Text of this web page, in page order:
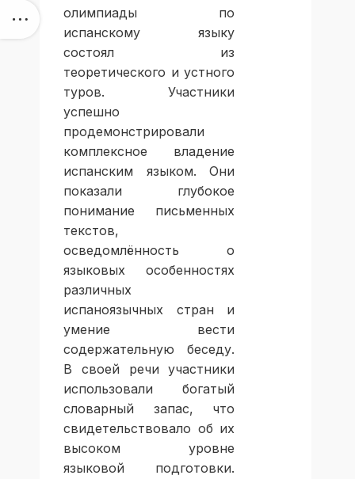
олимпиады по
испанскому языку
состоял из
теоретического и устного
туров. Участники
успешно
продемонстрировали
комплексное владение
испанским языком. Они
показали глубокое
понимание письменных
текстов,
осведомлённость о
языковых особенностях
различных
испаноязычных стран и
умение вести
содержательную беседу.
В своей речи участники
использовали богатый
словарный запас, что
свидетельствовало об их
высоком уровне
языковой подготовки.